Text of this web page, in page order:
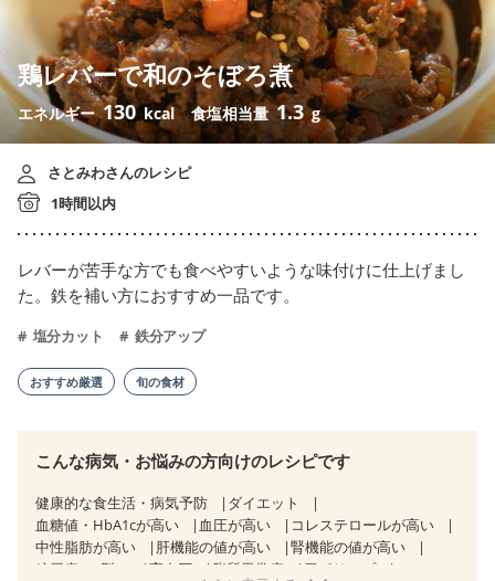
鶏レバーで和のそぼろ煮
エネルギー130 kcal 食塩相当量1.3 g
さとみわさんのレシピ
1時間以内
レバーが苦手な方でも食べやすいような味付けに仕上げまし
た。鉄を補い方におすすめ一品です。
塩分カット 鉄分アップ
おすすめ厳選 旬の食材
こんな病気・お悩みの方向けのレシピです
健康的な食生活・病気予防
ダイエット
血糖値・HbA1cが高い
血圧が高い
コレステロールが高い
中性脂肪が高い
肝機能の値が高い
腎機能の値が高い
糖尿病（2型）
高血圧 脂質異常症
胃ポリープ